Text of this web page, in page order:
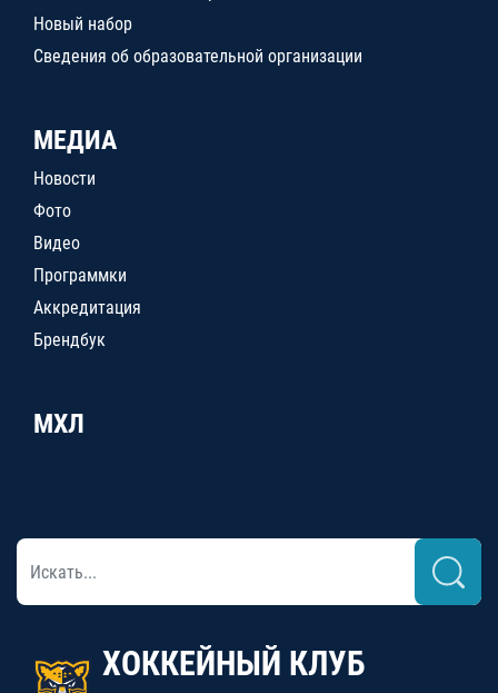
Новый набор
Сведения об образовательной организации
МЕДИА
Новости
Фото
Видео
Программки
Аккредитация
Брендбук
МХЛ
ХОККЕЙНЫЙ КЛУБ